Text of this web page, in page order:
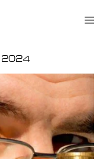
2024